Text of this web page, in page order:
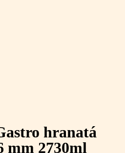
hranatá
mm 2730ml